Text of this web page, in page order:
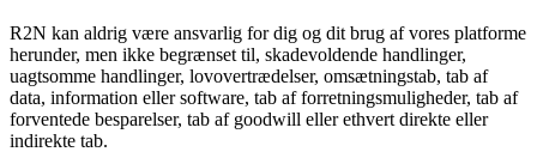
R2N kan aldrig være ansvarlig for dig og dit brug af vores platforme
herunder, men ikke begrænset til, skadevoldende handlinger,
uagtsomme handlinger, lovovertrædelser, omsætningstab, tab af
data, information eller software, tab af forretningsmuligheder, tab af
forventede besparelser, tab af goodwill eller ethvert direkte eller
indirekte tab.